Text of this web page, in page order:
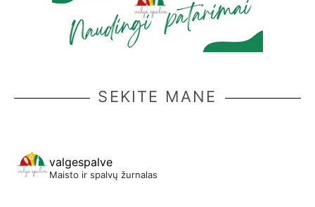
SEKITE MANE
valgespalve
Maisto ir spalvų žurnalas